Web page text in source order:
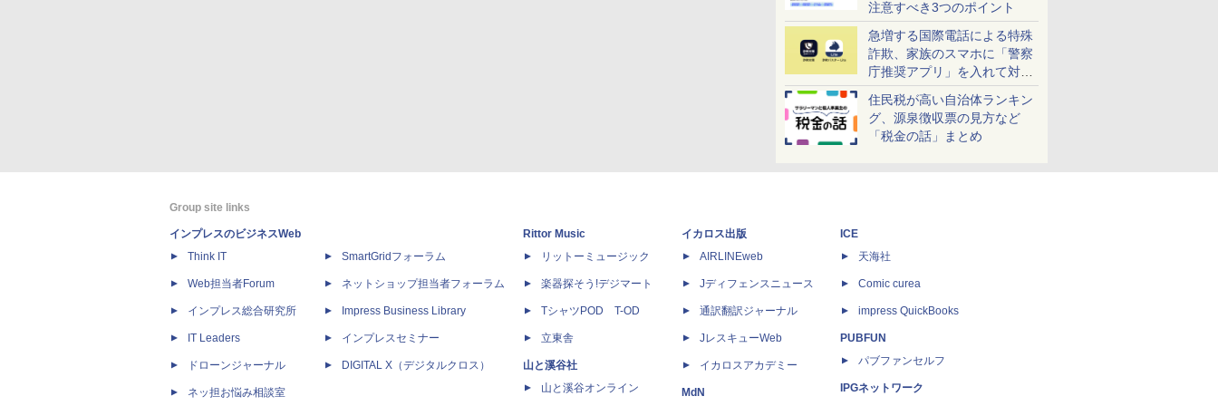
注意すべき3つのポイント
急増する国際電話による特殊
詐欺、家族のスマホに「警察
庁推奨アプリ」を入れて対策
しよう！
住民税が高い自治体ランキン
グ、源泉徴収票の見方など
「税金の話」まとめ
Group site links
インプレスのビジネスWeb
Think IT
Web担当者Forum
インプレス総合研究所
IT Leaders
ドローンジャーナル
ネッ担お悩み相談室
SmartGridフォーラム
ネットショップ担当者フォーラム
Impress Business Library
インプレスセミナー
DIGITAL X（デジタルクロス）
Rittor Music
リットーミュージック
楽器探そう!デジマート
TシャツPOD T-OD
立東舎
山と溪谷社
山と溪谷オンライン
イカロス出版
AIRLINEweb
Jディフェンスニュース
通訳翻訳ジャーナル
JレスキューWeb
イカロスアカデミー
MdN
ICE
天海社
Comic curea
impress QuickBooks
PUBFUN
パブファンセルフ
IPGネットワーク